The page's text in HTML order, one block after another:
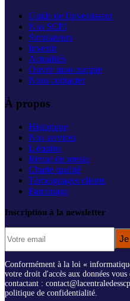
Guide de l'investisseur
Nos SCPI
Simulateurs
Investir
Actualités
Ouvrir mon compte
Nous contacter
À propos
Historique
Nos services
L'équipe
Revue de presse
Charte qualité
Témoignages clients
Parrainage
Inscription à la newsletter
Conformément à la loi «
votre droit d'accès aux données
contactant :
politique de confidentialité.